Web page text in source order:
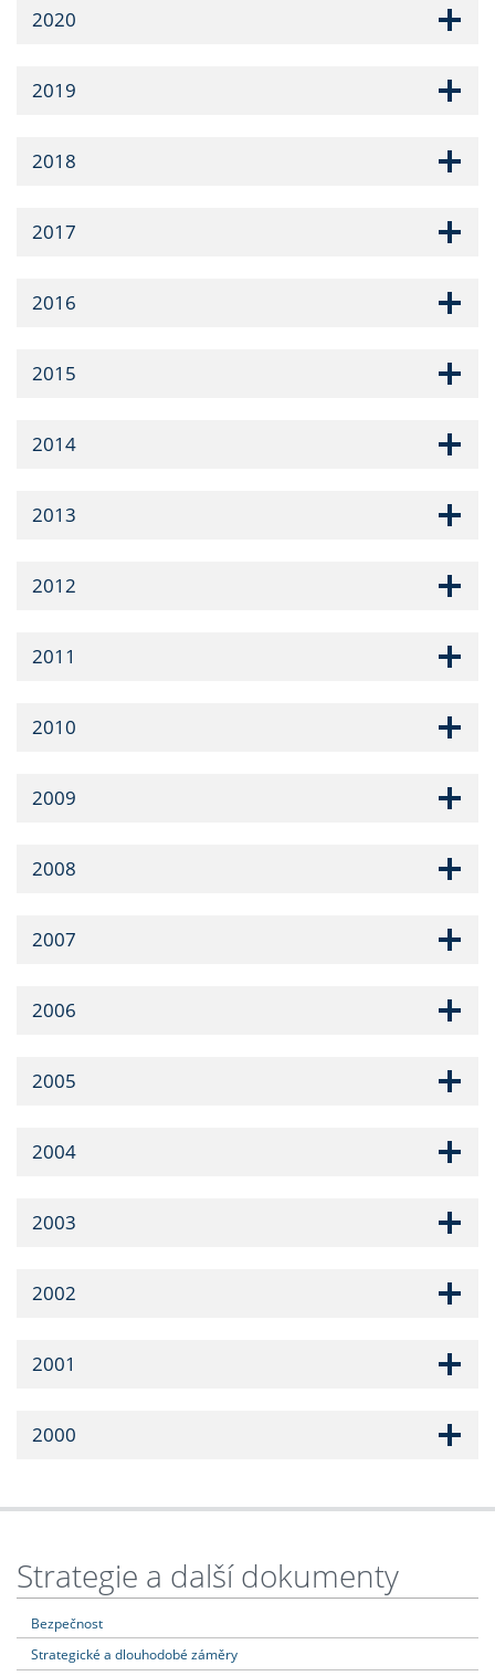
2020
2019
2018
2017
2016
2015
2014
2013
2012
2011
2010
2009
2008
2007
2006
2005
2004
2003
2002
2001
2000
Strategie a další dokumenty
Bezpečnost
Strategické a dlouhodobé záměry